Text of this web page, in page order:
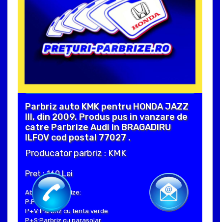
Parbriz auto KMK pentru HONDA JAZZ
III, din 2009. Produs pus in vanzare de
catre Parbrize Audi in BRAGADIRU
ILFOV cod postal 77027 .
Producator parbriz : KMK
Pret : 160 Lei
Abrevieri parbrize:
P:Parbriz clar
P+V:Parbriz cu tenta verde
P+S:Parbriz cu parasolar